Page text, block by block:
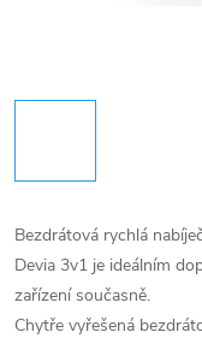
Bezdrátová rychlá
Devia 3v1 je ideálním
zařízení současně.
Chytře vyřešená